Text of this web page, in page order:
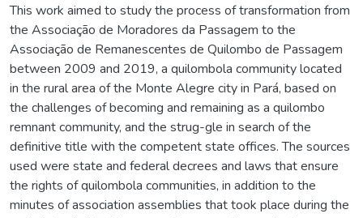
This work aimed to study the process of transformation from
the Associação de Moradores da Passagem to the
Associação de Remanescentes de Quilombo de Passagem
between 2009 and 2019, a quilombola community located
in the rural area of the Monte Alegre city in Pará, based on
the challenges of becoming and remaining as a quilombo
remnant community, and the strug-gle in search of the
definitive title with the competent state offices. The sources
used were state and federal decrees and laws that ensure
the rights of quilombola communities, in addition to the
minutes of association assemblies that took place during the